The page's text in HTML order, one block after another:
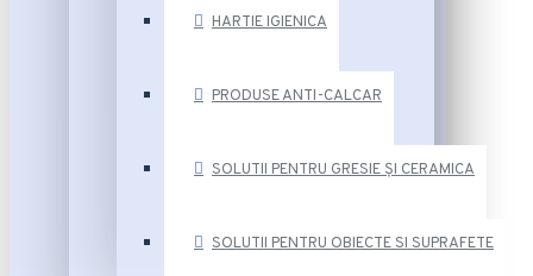
HARTIE IGIENICA
PRODUSE ANTI-CALCAR
SOLUTII PENTRU GRESIE ȘI CERAMICA
SOLUTII PENTRU OBIECTE SI SUPRAFETE